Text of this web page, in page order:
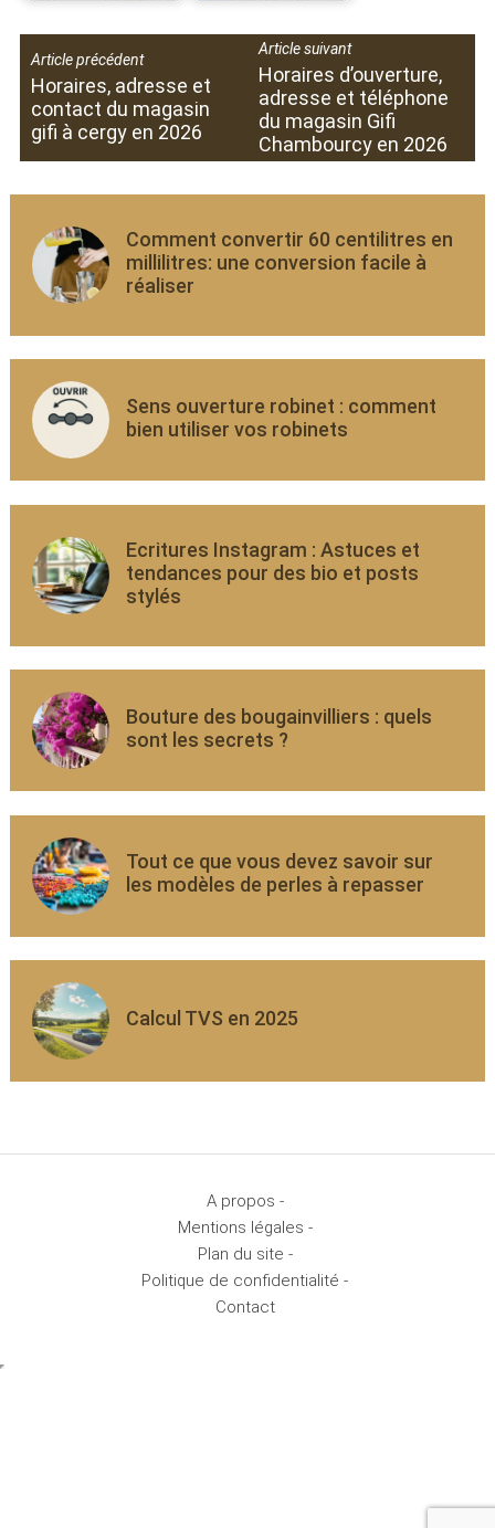
Article précédent
Horaires, adresse et
contact du magasin
gifi à cergy en 2026
Article suivant
Horaires d’ouverture,
adresse et téléphone
du magasin Gifi
Chambourcy en 2026
Comment convertir 60 centilitres en
millilitres: une conversion facile à
réaliser
Sens ouverture robinet : comment
bien utiliser vos robinets
Ecritures Instagram : Astuces et
tendances pour des bio et posts
stylés
Bouture des bougainvilliers : quels
sont les secrets ?
Tout ce que vous devez savoir sur
les modèles de perles à repasser
Calcul TVS en 2025
A propos -
Mentions légales -
Plan du site -
Politique de confidentialité -
Contact